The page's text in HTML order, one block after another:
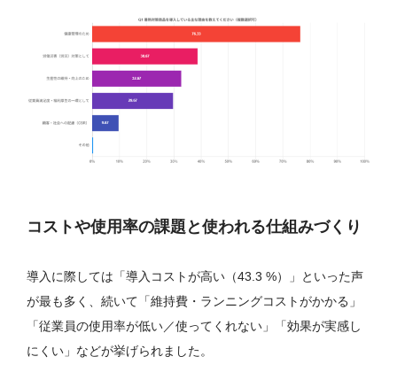
コストや使用率の課題と使われる仕組みづくり
導入に際しては「導入コストが高い（43.3 %）」といった声
が最も多く、続いて「維持費・ランニングコストがかかる」
「従業員の使用率が低い／使ってくれない」「効果が実感し
にくい」などが挙げられました。